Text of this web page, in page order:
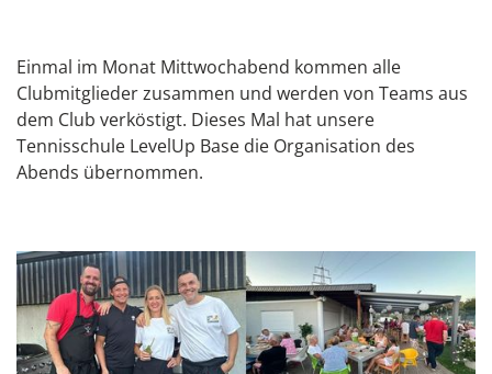
Einmal im Monat Mittwochabend kommen alle
Clubmitglieder zusammen und werden von Teams aus
dem Club verköstigt. Dieses Mal hat unsere
Tennisschule LevelUp Base die Organisation des
Abends übernommen.